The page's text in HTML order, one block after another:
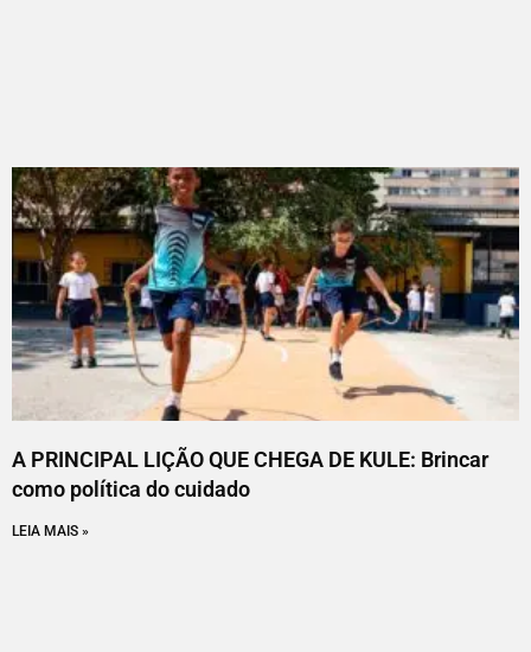
A PRINCIPAL LIÇÃO QUE CHEGA DE KULE: Brincar
como política do cuidado
LEIA MAIS »